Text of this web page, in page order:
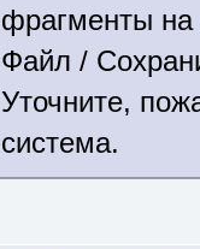
фрагменты на
Файл /
Уточните,
система.